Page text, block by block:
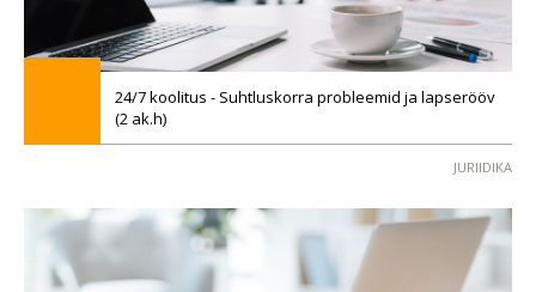
24/7 koolitus - Suhtluskorra probleemid ja lapserööv
(2 ak.h)
JURIIDIKA